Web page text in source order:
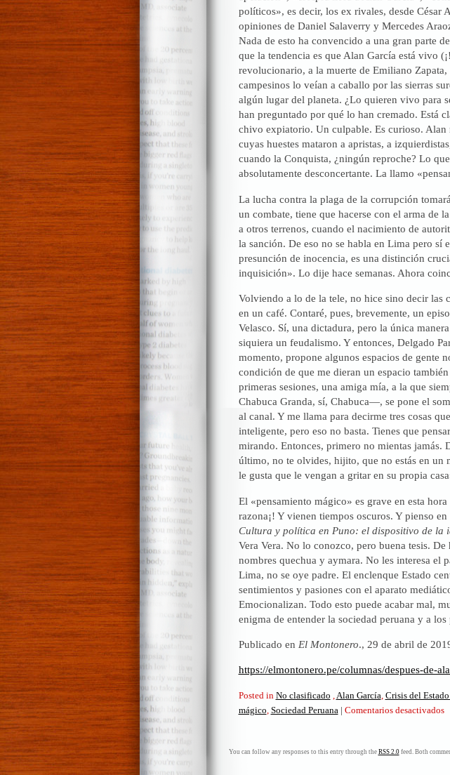
políticos», es decir, los ex rivales, desde César
opiniones de Daniel Salaverry y Mercedes
Nada de esto ha convencido a una gran parte
que la tendencia es que Alan García está vivo
revolucionario, a la muerte de Emiliano
campesinos lo veían a caballo por las sierras
algún lugar del planeta. ¿Lo quieren vivo para
han preguntado por qué lo han cremado. Está
chivo expiatorio. Un culpable. Es curioso. Alan
cuyas huestes mataron a apristas, a
cuando la Conquista, ¿ningún reproche? Lo
absolutamente desconcertante. La llamo
La lucha contra la plaga de la corrupción
un combate, tiene que hacerse con el arma de
a otros terrenos, cuando el nacimiento de
la sanción. De eso no se habla en Lima pero sí
presunción de inocencia, es una distinción
inquisición». Lo dije hace semanas. Ahora
Volviendo a lo de la tele, no hice sino decir las
en un café. Contaré, pues, brevemente, un
Velasco. Sí, una dictadura, pero la única
siquiera un feudalismo. Y entonces, Delgado
momento, propone algunos espacios de gente
condición de que me dieran un espacio
primeras sesiones, una amiga mía, a la que
Chabuca Granda, sí, Chabuca—, se pone el
al canal. Y me llama para decirme tres cosas
inteligente, pero eso no basta. Tienes que
mirando. Entonces, primero no mientas jamás.
último, no te olvides, hijito, que no estás en un
le gusta que le vengan a gritar en su propia
El «pensamiento mágico» es grave en esta
razona¡! Y vienen tiempos oscuros. Y pienso
Cultura y política en Puno: el dispositivo de la
Vera Vera. No lo conozco, pero buena tesis.
nombres quechua y aymara. No les interesa el
Lima, no se oye padre. El enclenque Estado
sentimientos y pasiones con el aparato
Emocionalizan. Todo esto puede acabar mal,
enigma de entender la sociedad peruana y a los
Publicado en El Montonero., 29 de abril de
https://elmontonero.pe/columnas/despues-de-
Posted in No clasificado Alan García Crisis del
mágico Sociedad Peruana | Comentarios desactivadosen
You can follow any responses to this entry through the RSS 2.0feed. Both